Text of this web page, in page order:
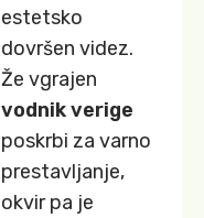
estetsko
dovršen videz.
Že vgrajen
vodnik verige
poskrbi za varno
prestavljanje,
okvir pa je